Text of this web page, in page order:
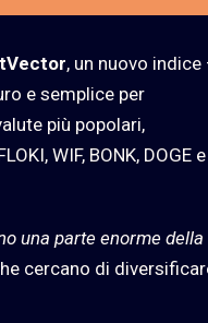
, un nuovo indice
e semplice per
più popolari,
WIF, BONK, DOGE e
una parte enorme della
cercano di